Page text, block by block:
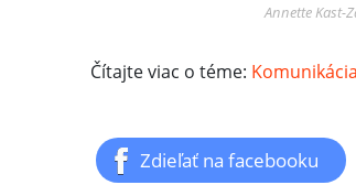
Annette Kast-
Čítajte viac o téme:
Zdieľať na facebooku